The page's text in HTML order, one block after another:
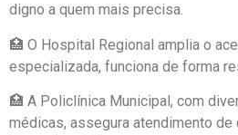
digno a quem mais precisa.
🏥 O Hospital Regional amplia o
especializada, funciona de forma
🏥 A Policlínica Municipal, com
médicas, assegura atendimento de